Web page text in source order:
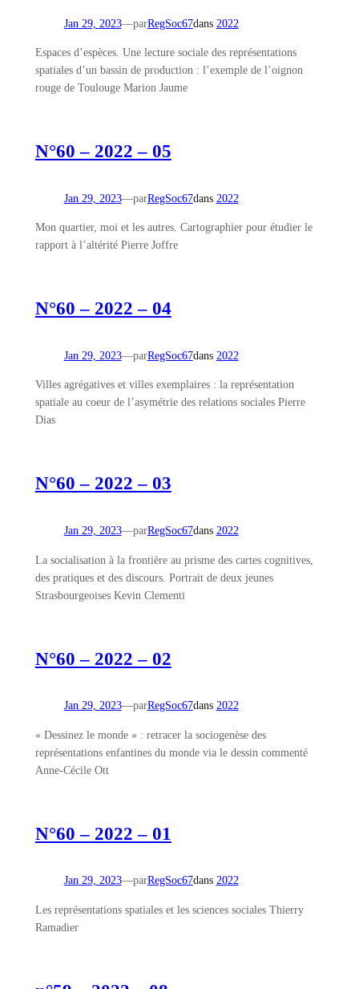
Jan 29, 2023—parRegSoc67dans 2022
Espaces d’espèces. Une lecture sociale des représentations
spatiales d’un bassin de production : l’exemple de l’oignon
rouge de Toulouge Marion Jaume
N°60 – 2022 – 05
Jan 29, 2023—parRegSoc67dans 2022
Mon quartier, moi et les autres. Cartographier pour étudier le
rapport à l’altérité Pierre Joffre
N°60 – 2022 – 04
Jan 29, 2023—parRegSoc67dans 2022
Villes agrégatives et villes exemplaires : la représentation
spatiale au coeur de l’asymétrie des relations sociales Pierre
Dias
N°60 – 2022 – 03
Jan 29, 2023—parRegSoc67dans 2022
La socialisation à la frontière au prisme des cartes cognitives,
des pratiques et des discours. Portrait de deux jeunes
Strasbourgeoises Kevin Clementi
N°60 – 2022 – 02
Jan 29, 2023—parRegSoc67dans 2022
« Dessinez le monde » : retracer la sociogenèse des
représentations enfantines du monde via le dessin commenté
Anne-Cécile Ott
N°60 – 2022 – 01
Jan 29, 2023—parRegSoc67dans 2022
Les représentations spatiales et les sciences sociales Thierry
Ramadier